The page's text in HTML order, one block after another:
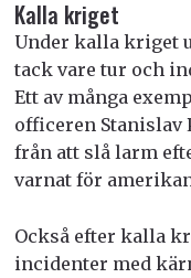
Kalla kriget
Under kalla kriget
tack vare tur och
Ett av många
officeren Stanislav
från att slå larm
varnat för
Också efter kalla
incidenter med